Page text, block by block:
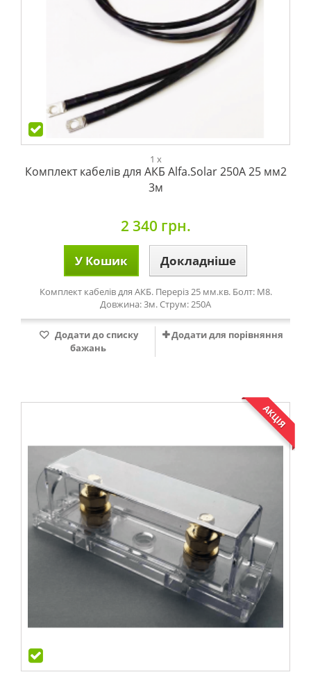
1 x
Комплект кабелів для АКБ Alfa.Solar 250А 25 мм2
3м
2 340 грн.
У Кошик Докладніше
Комплект кабелів для АКБ. Переріз 25 мм.кв. Болт: М8.
Довжина: 3м. Струм: 250А
Додати до списку
бажань
Додати для порівняння
АКЦІЯ